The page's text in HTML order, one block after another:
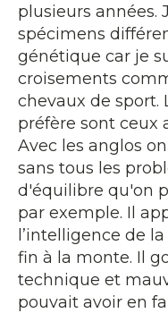
plusieurs années.
spécimens
génétique car je
croisements
chevaux de sport.
préfère sont ceux
Avec les anglos
sans tous les
d'équilibre qu'on
par exemple. Il
l’intelligence de
fin à la monte. Il
technique et
pouvait avoir en